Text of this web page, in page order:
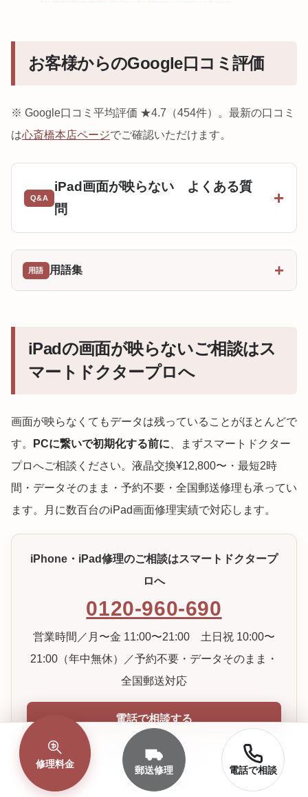
お客様からのGoogle口コミ評価
※ Google口コミ平均評価 ★4.7（454件）。最新の口コミ
は心斎橋本店ページでご確認いただけます。
iPad画面が映らない よくある質
問
用語集
iPadの画面が映らないご相談はス
マートドクタープロへ
画面が映らなくてもデータは残っていることがほとんどで
す。
PCに繋いで初期化する前に 、まずスマートドクター
プロへご相談ください。液晶交換¥12,800〜・最短2時
間・データそのまま・予約不要・全国郵送修理も承ってい
ます。月に数百台のiPad画面修理実績で対応します。
iPhone・iPad修理のご相談はスマートドクタープ
ロへ
0120-960-690
営業時間／月〜金 11:00〜21:00 土日祝 10:00〜
21:00（年中無休）／予約不要・データそのまま・
全国郵送対応
電話で相談する
郵送修理を申し込む
お問い合わせ
修理料金
郵送修理 電話で相談